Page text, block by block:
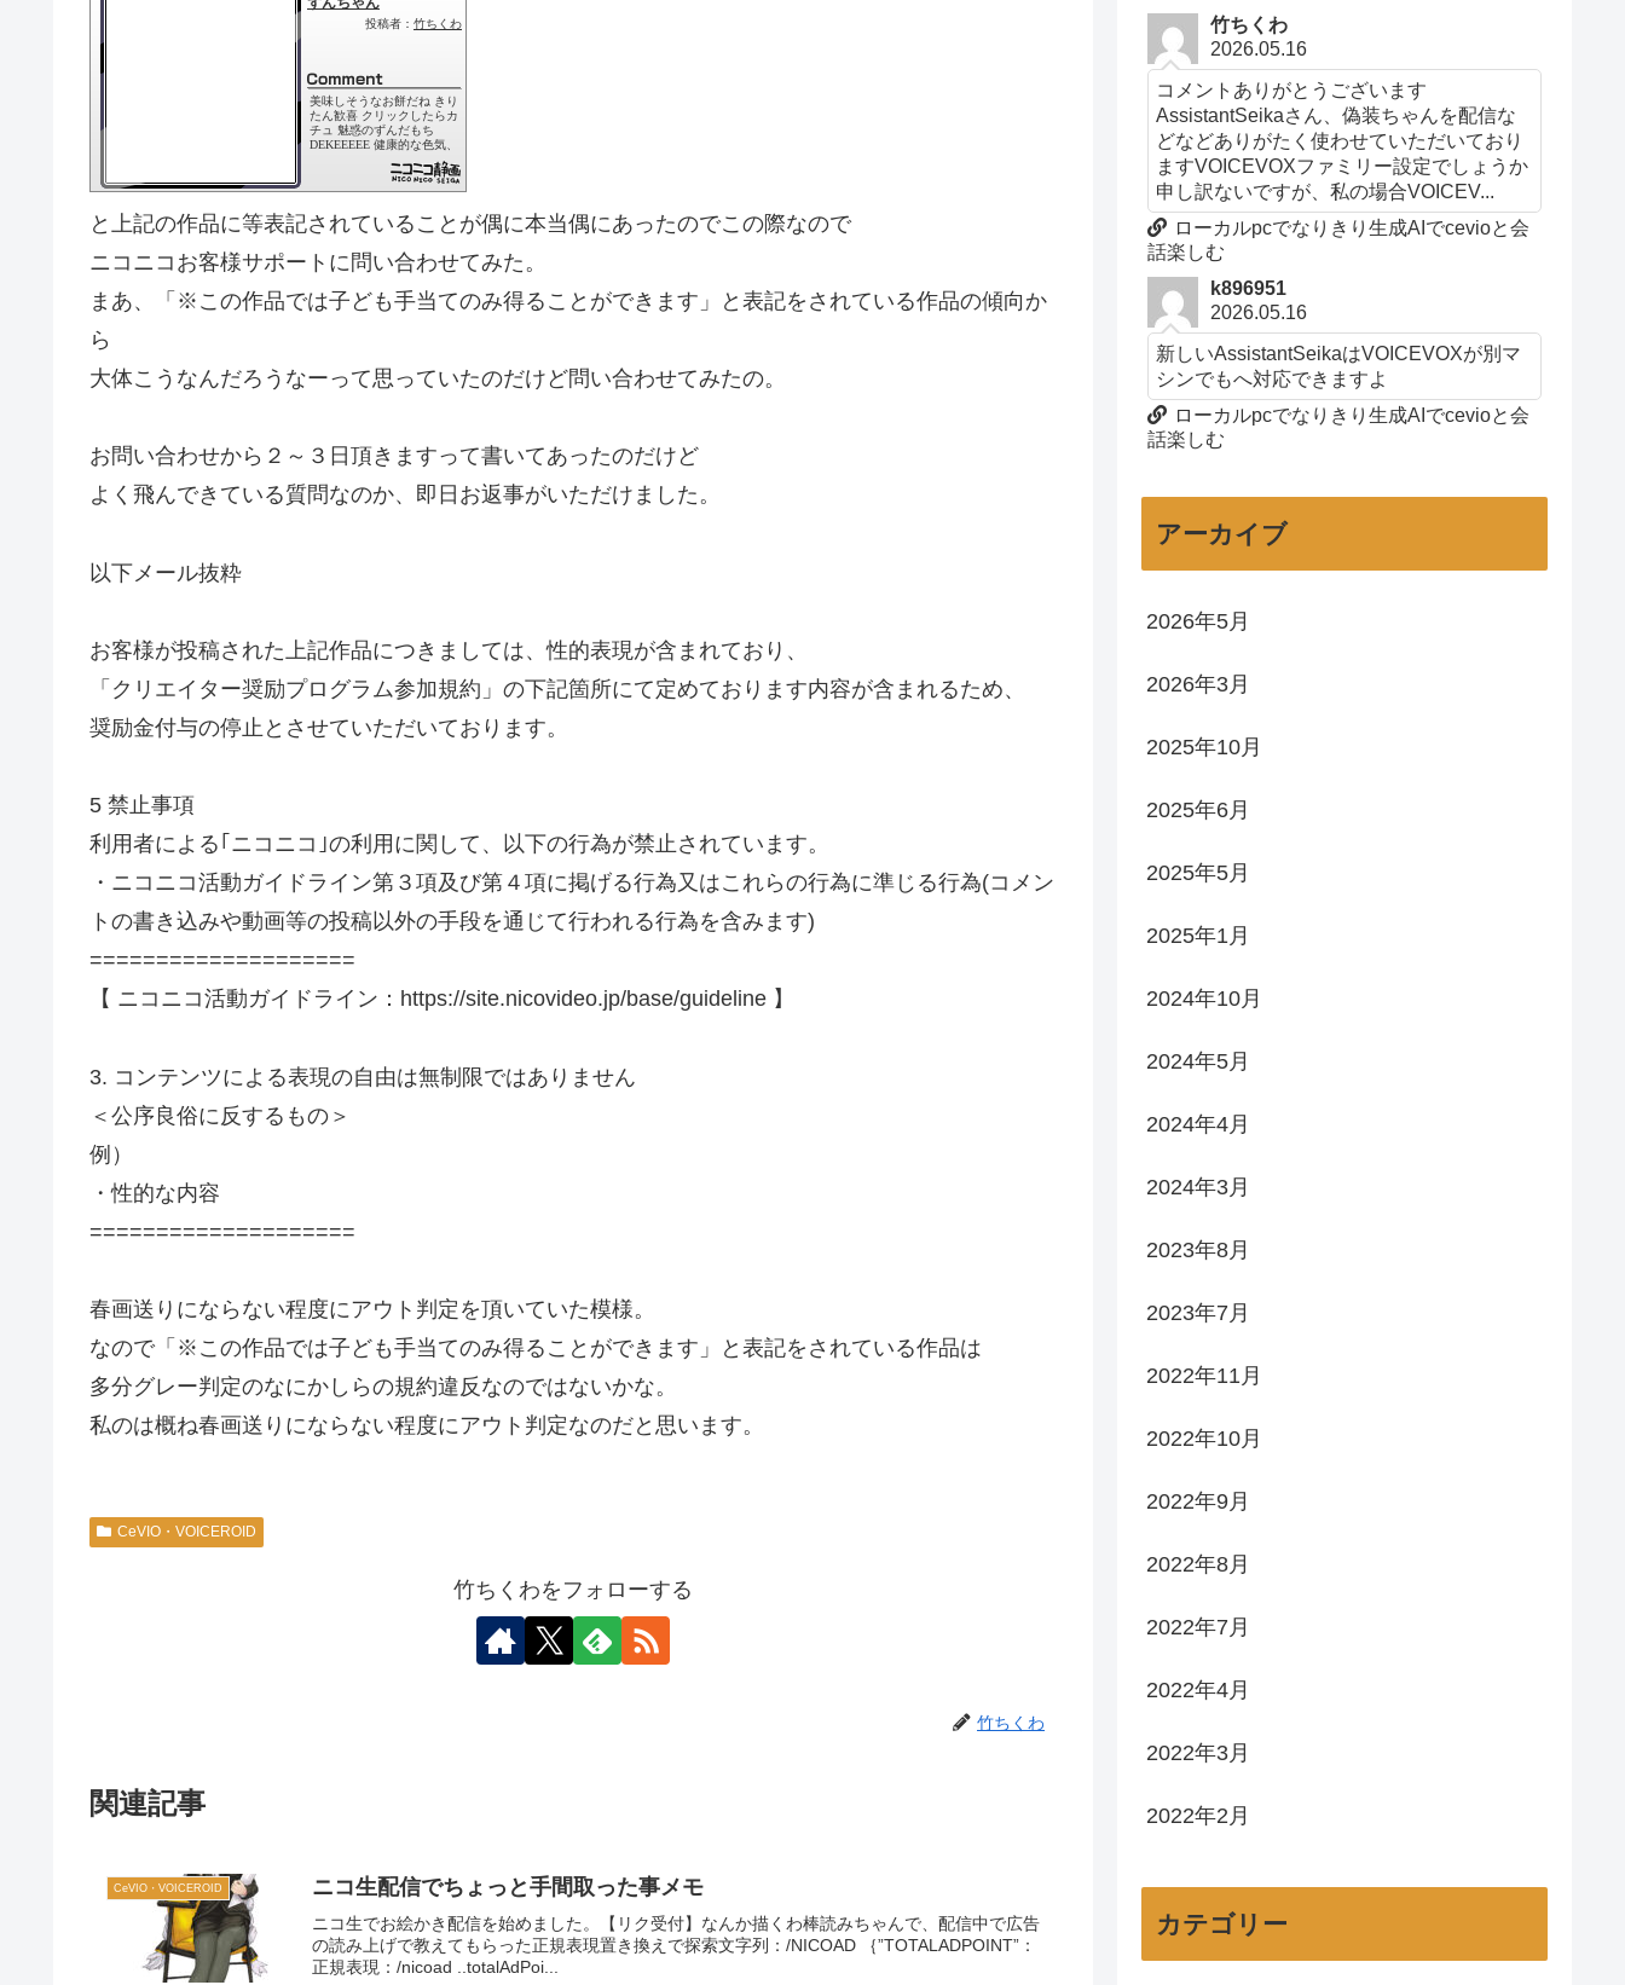
と上記の作品に等表記されていることが偶に本当偶にあったのでこの際なので
ニコニコお客様サポートに問い合わせてみた。
まあ、「※この作品では子ども手当てのみ得ることができます」と表記をされている作品の傾向か
ら
大体こうなんだろうなーって思っていたのだけど問い合わせてみたの。
お問い合わせから２～３日頂きますって書いてあったのだけど
よく飛んできている質問なのか、即日お返事がいただけました。
以下メール抜粋
お客様が投稿された上記作品につきましては、性的表現が含まれており、
「クリエイター奨励プログラム参加規約」の下記箇所にて定めております内容が含まれるため、
奨励金付与の停止とさせていただいております。
5 禁止事項
利用者による｢ニコニコ｣の利用に関して、以下の行為が禁止されています。
・ニコニコ活動ガイドライン第３項及び第４項に掲げる行為又はこれらの行為に準じる行為(コメン
トの書き込みや動画等の投稿以外の手段を通じて行われる行為を含みます)
====================
【 ニコニコ活動ガイドライン：https://site.nicovideo.jp/base/guideline 】
3. コンテンツによる表現の自由は無制限ではありません
＜公序良俗に反するもの＞
例）
・性的な内容
====================
春画送りにならない程度にアウト判定を頂いていた模様。
なので「※この作品では子ども手当てのみ得ることができます」と表記をされている作品は
多分グレー判定のなにかしらの規約違反なのではないかな。
私のは概ね春画送りにならない程度にアウト判定なのだと思います。
CeVIO・VOICEROID
竹ちくわをフォローする
竹ちくわ
関連記事
CeVIO・VOICEROID ニコ生配信でちょっと手間取った事メモ
ニコ生でお絵かき配信を始めました。【リク受付】なんか描くわ棒読みちゃんで、配信中で広告
の読み上げで教えてもらった正規表現置き換えで探索文字列：/NICOAD ｛”TOTALADPOINT”：
正規表現：/nicoad ..totalAdPoi...
竹ちくわ
2026.05.16
コメントありがとうございます
AssistantSeikaさん、偽装ちゃんを配信な
どなどありがたく使わせていただいており
ますVOICEVOXファミリー設定でしょうか
申し訳ないですが、私の場合VOICEV...
ローカルpcでなりきり生成AIでcevioと会
話楽しむ
k896951
2026.05.16
新しいAssistantSeikaはVOICEVOXが別マ
シンでもへ対応できますよ
ローカルpcでなりきり生成AIでcevioと会
話楽しむ
アーカイブ
2026年5月
2026年3月
2025年10月
2025年6月
2025年5月
2025年1月
2024年10月
2024年5月
2024年4月
2024年3月
2023年8月
2023年7月
2022年11月
2022年10月
2022年9月
2022年8月
2022年7月
2022年4月
2022年3月
2022年2月
カテゴリー